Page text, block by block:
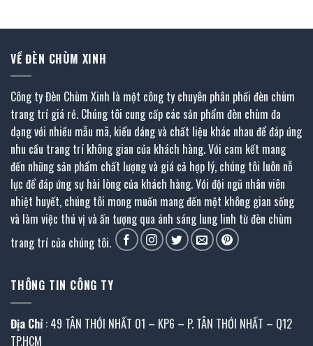
VỀ ĐÈN CHÙM XINH
Công ty Đèn Chùm Xinh là một công ty chuyên phân phối đèn chùm
trang trí giá rẻ. Chúng tôi cung cấp các sản phẩm đèn chùm đa
dạng với nhiều mẫu mã, kiểu dáng và chất liệu khác nhau để đáp ứng
nhu cầu trang trí không gian của khách hàng. Với cam kết mang
đến những sản phẩm chất lượng và giá cả hợp lý, chúng tôi luôn nỗ
lực để đáp ứng sự hài lòng của khách hàng. Với đội ngũ nhân viên
nhiệt huyết, chúng tôi mong muốn mang đến một không gian sống
và làm việc thú vị và ấn tượng qua ánh sáng lung linh từ đèn chùm
trang trí của chúng tôi.
THÔNG TIN CÔNG TY
Địa Chỉ : 49 TÂN THỚI NHẤT 01 – KP6 – P. TÂN THỚI NHẤT – Q12
TP.HCM